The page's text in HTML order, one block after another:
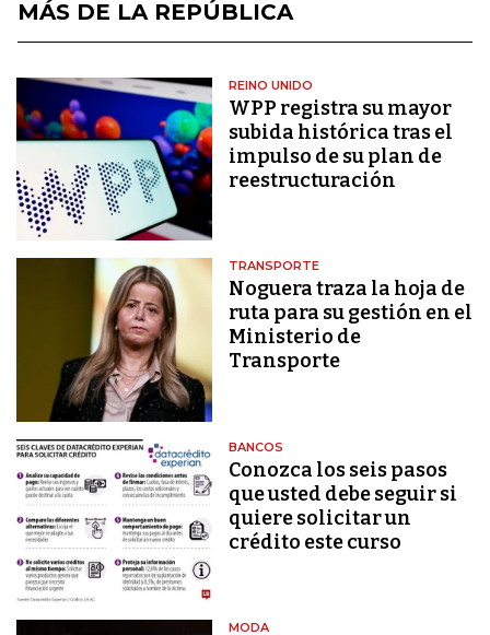
MÁS DE LA REPÚBLICA
REINO UNIDO
WPP registra su mayor
subida histórica tras el
impulso de su plan de
reestructuración
TRANSPORTE
Noguera traza la hoja de
ruta para su gestión en el
Ministerio de
Transporte
BANCOS
Conozca los seis pasos
que usted debe seguir si
quiere solicitar un
crédito este curso
MODA